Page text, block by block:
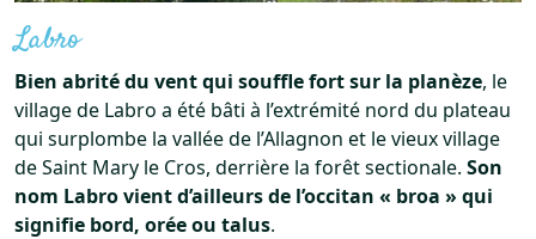
Labro
Bien abrité du vent qui souffle fort sur la planèze, le
village de Labro a été bâti à l’extrémité nord du plateau
qui surplombe la vallée de l’Allagnon et le vieux village
de Saint Mary le Cros, derrière la forêt sectionale. Son
nom Labro vient d’ailleurs de l’occitan « broa » qui
signifie bord, orée ou talus.